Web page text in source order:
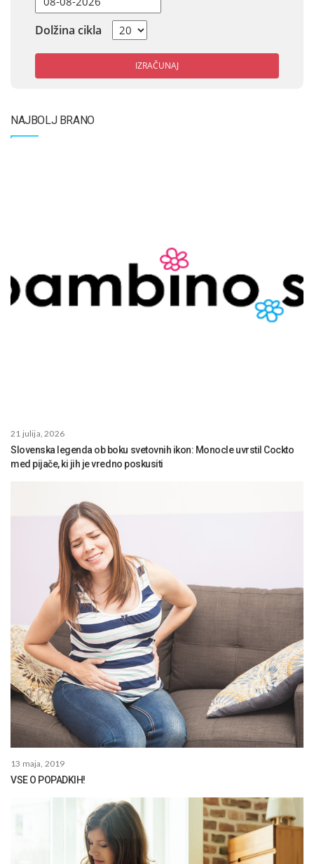
Dolžina cikla
IZRAČUNAJ
NAJBOLJ BRANO
21 julija, 2026
Slovenska legenda ob boku svetovnih ikon: Monocle uvrstil Cockto
med pijače, ki jih je vredno poskusiti
13 maja, 2019
VSE O POPADKIH!